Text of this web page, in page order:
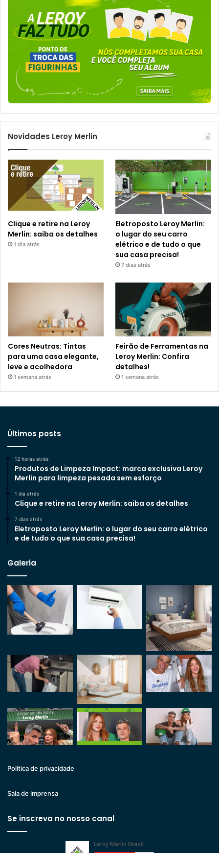
Novidades Leroy Merlin
Clique e retire na Leroy
Merlin: saiba os detalhes
1 dia atrás
Eletroposto Leroy Merlin:
o lugar do seu carro
elétrico e de tudo o que
sua casa precisa!
7 dias atrás
Cores Neutras: Tintas
para uma casa elegante,
leve e acolhedora
1 semana atrás
Feirão de Ferramentas na
Leroy Merlin: Confira
detalhes!
1 semana atrás
Últimos posts
12 horas atrás
Produtos de Limpeza Impact: marca exclusiva Leroy
Merlin para limpeza pesada sem esforço
1 dia atrás
Clique e retire na Leroy Merlin: saiba os detalhes
7 dias atrás
Eletroposto Leroy Merlin: o lugar do seu carro elétrico
e de tudo o que sua casa precisa!
Galeria
Politica de privacidade
Sala de imprensa
Se inscreva no nosso canal